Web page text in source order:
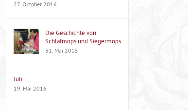
27. Oktober 2016
Die Geschichte von
Schlafmops und Siegermops
31. Mai 2015
Jüli…
19. Mai 2016